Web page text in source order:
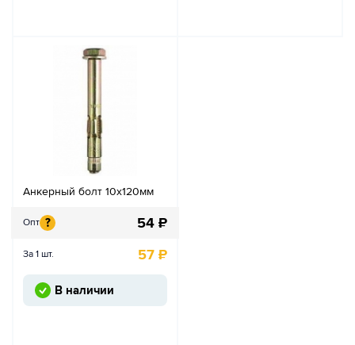
Анкерный болт 10х120мм
Опт ? 54 ₽
За 1 шт. 57 ₽
В наличии